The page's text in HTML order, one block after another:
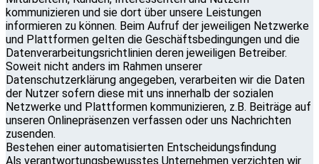
kommunizieren und sie dort über unsere Leistungen
informieren zu können. Beim Aufruf der jeweiligen Netzwerke
und Plattformen gelten die Geschäftsbedingungen und die
Datenverarbeitungsrichtlinien deren jeweiligen Betreiber.
Soweit nicht anders im Rahmen unserer
Datenschutzerklärung angegeben, verarbeiten wir die Daten
der Nutzer sofern diese mit uns innerhalb der sozialen
Netzwerke und Plattformen kommunizieren, z.B. Beiträge auf
unseren Onlinepräsenzen verfassen oder uns Nachrichten
zusenden.
Bestehen einer automatisierten Entscheidungsfindung
Als verantwortungsbewusstes Unternehmen verzichten wir